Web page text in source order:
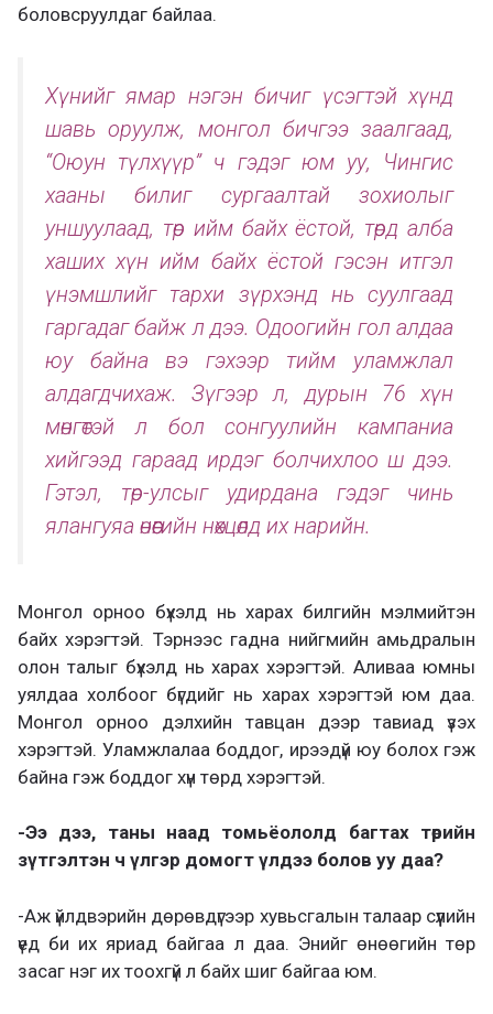
боловсруулдаг байлаа.
Хүнийг ямар нэгэн бичиг үсэгтэй хүнд
шавь оруулж, монгол бичгээ заалгаад,
“Оюун түлхүүр” ч гэдэг юм уу, Чингис
хааны билиг сургаалтай зохиолыг
уншуулаад, төр ийм байх ёстой, төрд алба
хаших хүн ийм байх ёстой гэсэн итгэл
үнэмшлийг тархи зүрхэнд нь суулгаад
гаргадаг байж л дээ. Одоогийн гол алдаа
юу байна вэ гэхээр тийм уламжлал
алдагдчихаж. Зүгээр л, дурын 76 хүн
мөнгөтэй л бол сонгуулийн кампаниа
хийгээд гараад ирдэг болчихлоо ш дээ.
Гэтэл, төр-улсыг удирдана гэдэг чинь
ялангуяа өнөөгийн нөхцөлд их нарийн.
Монгол орноо бүхэлд нь харах билгийн мэлмийтэн
байх хэрэгтэй. Тэрнээс гадна нийгмийн амьдралын
олон талыг бүхэлд нь харах хэрэгтэй. Аливаа юмны
уялдаа холбоог бүгдийг нь харах хэрэгтэй юм даа.
Монгол орноо дэлхийн тавцан дээр тавиад үзэх
хэрэгтэй. Уламжлалаа боддог, ирээдүй юу болох гэж
байна гэж боддог хүн төрд хэрэгтэй.
-Ээ дээ, таны наад томьёололд багтах төрийн
зүтгэлтэн ч үлгэр домогт үлдээ болов уу даа?
-Аж үйлдвэрийн дөрөвдүгээр хувьсгалын талаар сүүлийн
үед би их яриад байгаа л даа. Энийг өнөөгийн төр
засаг нэг их тоохгүй л байх шиг байгаа юм.